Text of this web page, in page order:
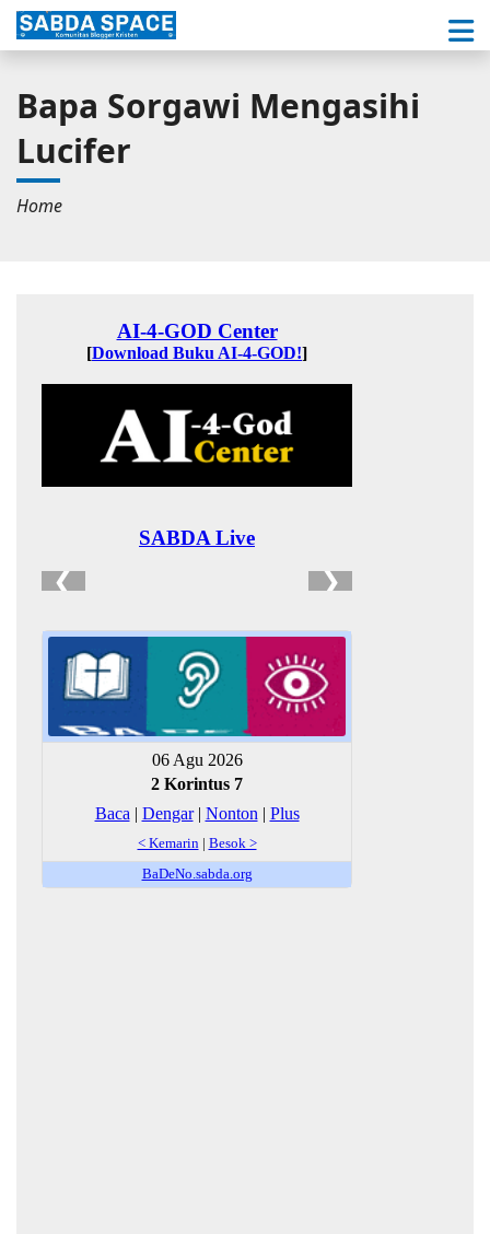
Bapa Sorgawi Mengasihi
Lucifer
Home